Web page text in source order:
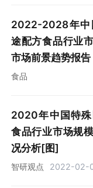
2022-2028年中
途配方食品行业
市场前景趋势报告
食品
2020年中国特
食品行业市场规
况分析[图]
智研观点 2022-02-